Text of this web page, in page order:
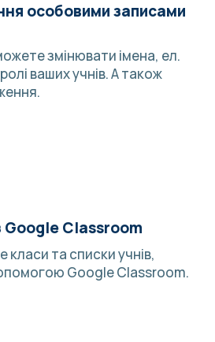
особовими записами
змінювати імена, ел.
ваших учнів. А також
Google Classroom
та списки учнів,
Google Classroom.